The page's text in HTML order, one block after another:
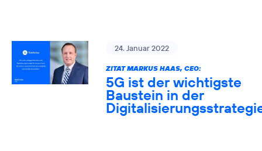
24. Januar 2022
ZITAT MARKUS HAAS, CEO:
5G ist der wichtigste
Baustein in der